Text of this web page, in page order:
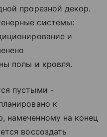
прорезной декор.
системы:
и
полы и кровля.
пустыми -
к
намеченному на конец
воссоздать